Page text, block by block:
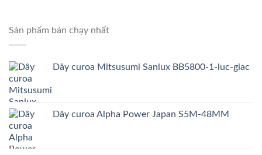
Sản phẩm bán chạy nhất
Dây curoa Mitsusumi Sanlux BB5800-1-luc-giac
Dây curoa Alpha Power Japan S5M-48MM